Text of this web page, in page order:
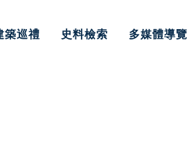
築巡禮 史料檢索 多媒體導覽